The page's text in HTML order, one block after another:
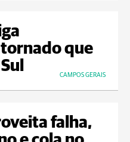
que
CAMPOS GERAIS
falha,